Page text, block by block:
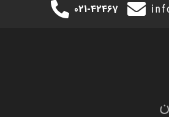
021-42467